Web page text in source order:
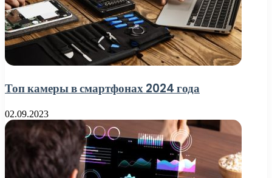
Топ камеры в смартфонах 2024 года
02.09.2023